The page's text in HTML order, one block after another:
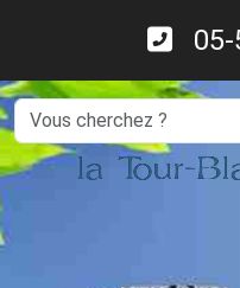
05-
Search
la Tour-